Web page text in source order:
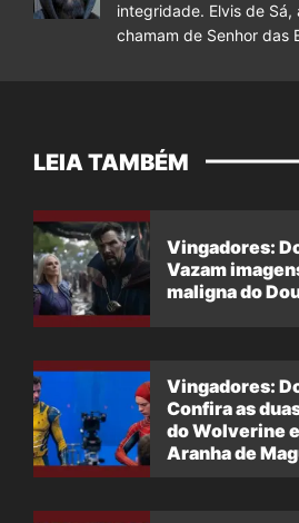
integridade. Elvis de Sá,
chamam de Senhor das
LEIA TAMBÉM
Vingadores:
Vazam
maligna do
Vingadores:
Confira as
do Wolverine
Aranha de